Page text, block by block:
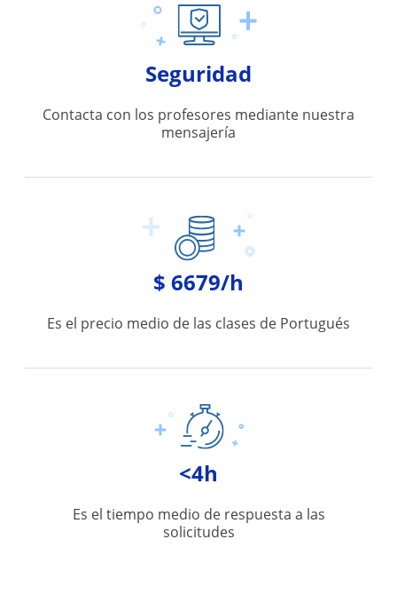
Seguridad
Contacta con los profesores mediante nuestra
mensajería
$ 6679/h
Es el precio medio de las clases de Portugués
<4h
Es el tiempo medio de respuesta a las
solicitudes